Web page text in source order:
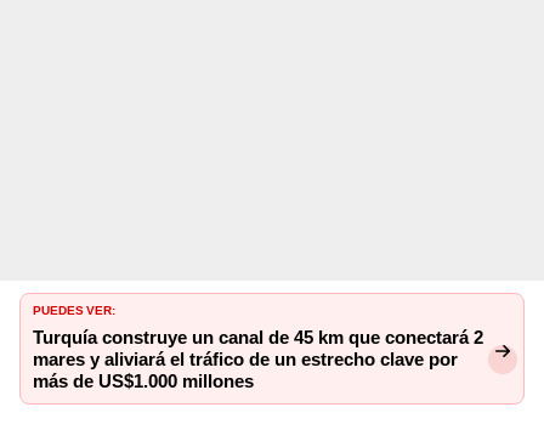
PUEDES VER:
Turquía construye un canal de 45 km que conectará 2
mares y aliviará el tráfico de un estrecho clave por
más de US$1.000 millones